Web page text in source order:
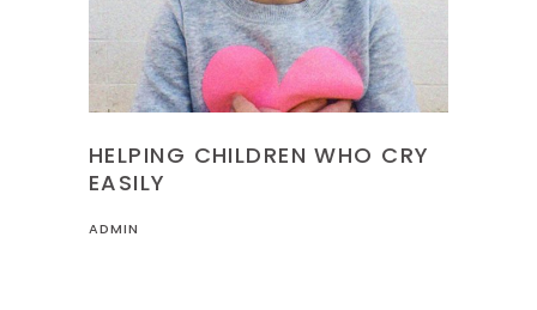
HELPING CHILDREN WHO CRY
EASILY
ADMIN